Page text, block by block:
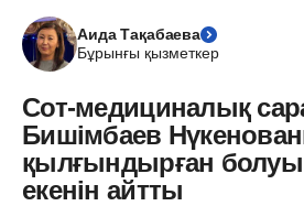
Аида Тақабаева
Бұрынғы қызметкер
Сот-медициналық
Бишімбаев
қылғындырған болуы
екенін айтты